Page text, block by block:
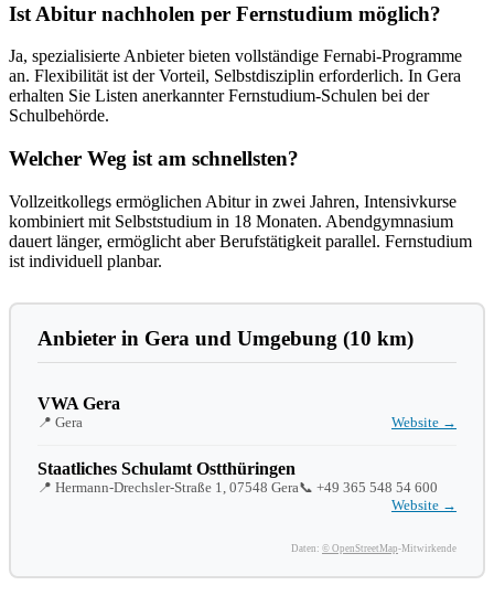
Ist Abitur nachholen per Fernstudium möglich?
Ja, spezialisierte Anbieter bieten vollständige Fernabi-Programme
an. Flexibilität ist der Vorteil, Selbstdisziplin erforderlich. In Gera
erhalten Sie Listen anerkannter Fernstudium-Schulen bei der
Schulbehörde.
Welcher Weg ist am schnellsten?
Vollzeitkollegs ermöglichen Abitur in zwei Jahren, Intensivkurse
kombiniert mit Selbststudium in 18 Monaten. Abendgymnasium
dauert länger, ermöglicht aber Berufstätigkeit parallel. Fernstudium
ist individuell planbar.
Anbieter in Gera und Umgebung (10 km)
VWA Gera
📍 Gera Website →
Staatliches Schulamt Ostthüringen
📍 Hermann-Drechsler-Straße 1, 07548 Gera📞 +49 365 548 54 600
Website →
Daten: © OpenStreetMap-Mitwirkende